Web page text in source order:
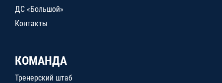
ДС «Большой»
Контакты
КОМАНДА
Тренерский штаб